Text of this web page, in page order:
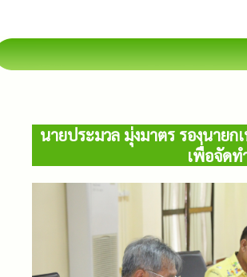
นายประมวล มุ่งมาตร รองนาย
เพื่อจัดท